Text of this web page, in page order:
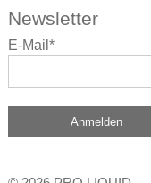
Newsletter
E-Mail*
Anmelden